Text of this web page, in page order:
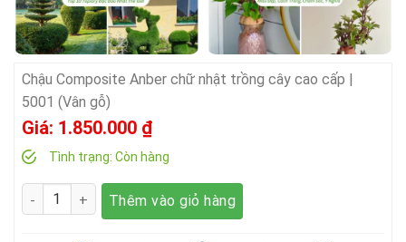
Chậu Composite Anber chữ nhật trồng cây cao cấp |
5001 (Vân gỗ)
Giá: 1.850.000 ₫
Tình trạng: Còn hàng
Số lượng Thêm vào giỏ hàng